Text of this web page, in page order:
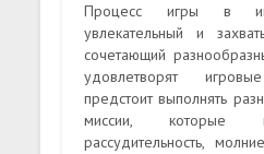
Процесс игры в
увлекательный и
сочетающий
удовлетворят
предстоит выполнять
миссии, которые
рассудительность,